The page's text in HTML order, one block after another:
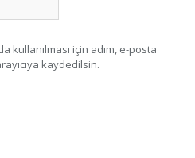
kullanılması için adım, e-posta
kaydedilsin.